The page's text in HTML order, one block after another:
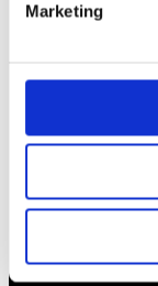
Marketing
Ett
mycket mer. Vi
företag med